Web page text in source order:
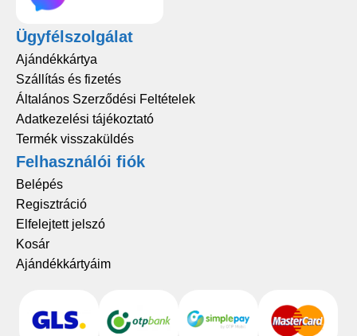
Ügyfélszolgálat
Ajándékkártya
Szállítás és fizetés
Általános Szerződési Feltételek
Adatkezelési tájékoztató
Termék visszaküldés
Felhasználói fiók
Belépés
Regisztráció
Elfelejtett jelszó
Kosár
Ajándékkártyáim